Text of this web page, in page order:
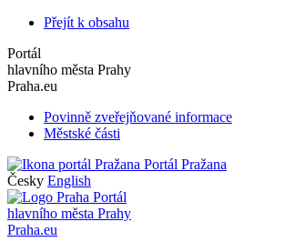
Přejít k obsahu
Portál
hlavního města Prahy
Praha.eu
Povinně zveřejňované informace
Městské části
Portál Pražana
Česky English
Portál
hlavního města Prahy
Praha.eu